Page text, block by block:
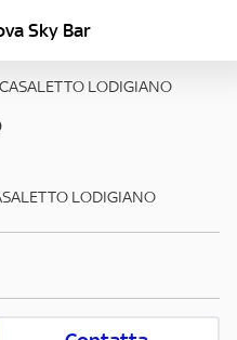
Sky Bar
CASALETTO LODIGIANO
LODIGIANO